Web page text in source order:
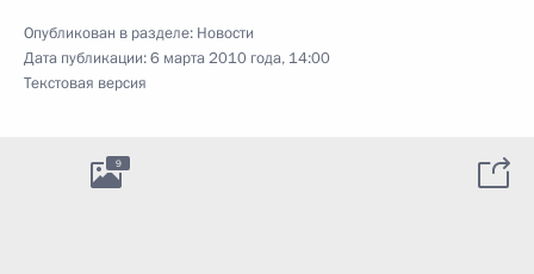
Опубликован в разделе: Новости
Дата публикации:6 марта 2010 года, 14:00
Текстовая версия
9